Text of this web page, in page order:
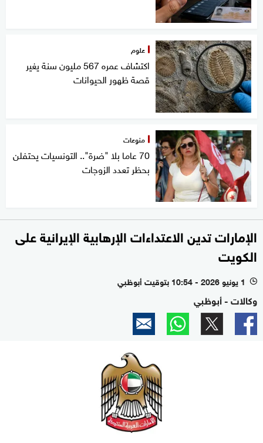
علوم
اكتشاف عمره 567 مليون سنة يغير
قصة ظهور الحيوانات
منوعات
70 عاما بلا "ضرة".. التونسيات يحتفلن
بحظر تعدد الزوجات
الإمارات تدين الاعتداءات الإرهابية الإيرانية على
الكويت
l 1 يونيو 2026 - 10:54 بتوقيت أبوظبي
وكالات - أبوظبي